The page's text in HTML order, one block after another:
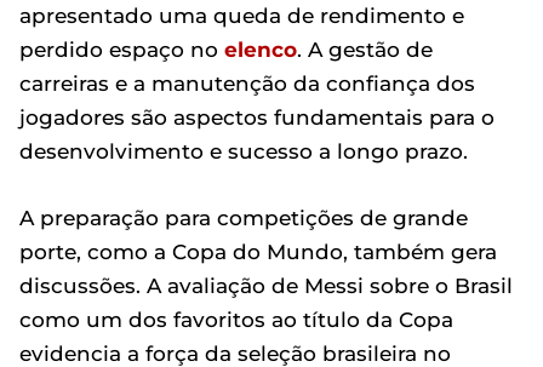
apresentado uma queda de rendimento e
perdido espaço no elenco. A gestão de
carreiras e a manutenção da confiança dos
jogadores são aspectos fundamentais para o
desenvolvimento e sucesso a longo prazo.
A preparação para competições de grande
porte, como a Copa do Mundo, também gera
discussões. A avaliação de Messi sobre o Brasil
como um dos favoritos ao título da Copa
evidencia a força da seleção brasileira no